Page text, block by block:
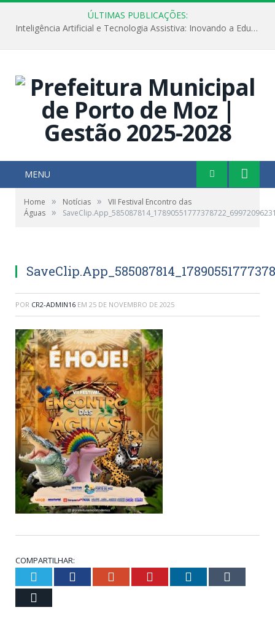
ÚLTIMAS PUBLICAÇÕES:
Inteligência Artificial e Tecnologia Assistiva: Inovando a Educação Especial e Inclusiva
MENU
Home » Notícias »
VII Festival Encontro das
Águas »
POR CR2-ADMIN16 EM 25 DE NOVEMBRO DE 2025
COMPARTILHAR:
Twitter Facebook Google+ Pinterest LinkedIn